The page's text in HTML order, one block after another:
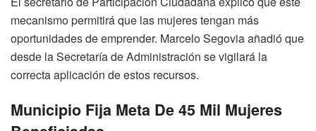
mecanismo permitirá que las mujeres tengan más
oportunidades de emprender. Marcelo Segovia añadió que
desde la Secretaría de Administración se vigilará la
correcta aplicación de estos recursos.
Municipio Fija Meta De 45 Mil Mujeres